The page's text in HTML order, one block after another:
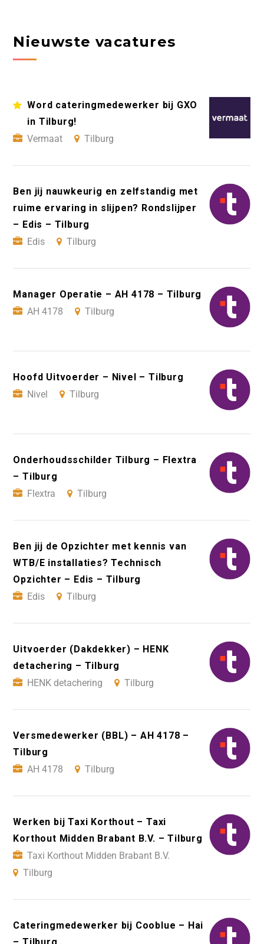
Nieuwste vacatures
Word cateringmedewerker bij GXO
in Tilburg!
Vermaat
Tilburg
Ben jij nauwkeurig en zelfstandig met
ruime ervaring in slijpen? Rondslijper
– Edis – Tilburg
Edis
Tilburg
Manager Operatie – AH 4178 – Tilburg
AH 4178
Tilburg
Hoofd Uitvoerder – Nivel – Tilburg
Nivel
Tilburg
Onderhoudsschilder Tilburg – Flextra
– Tilburg
Flextra
Tilburg
Ben jij de Opzichter met kennis van
WTB/E installaties? Technisch
Opzichter – Edis – Tilburg
Edis
Tilburg
Uitvoerder (Dakdekker) – HENK
detachering – Tilburg
HENK detachering
Tilburg
Versmedewerker (BBL) – AH 4178 –
Tilburg
AH 4178
Tilburg
Werken bij Taxi Korthout – Taxi
Korthout Midden Brabant B.V. – Tilburg
Taxi Korthout Midden Brabant B.V.
Tilburg
Cateringmedewerker bij Cooblue – Hai
– Tilburg